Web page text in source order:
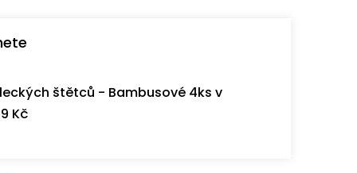
štětců - Bambusové 4ks v
Kč